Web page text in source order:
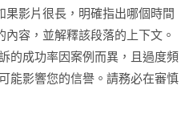
果影片很長，明確指出哪個時間
內容，並解釋該段落的上下文。
的成功率因案例而異，且過度頻
能影響您的信譽。請務必在審慎